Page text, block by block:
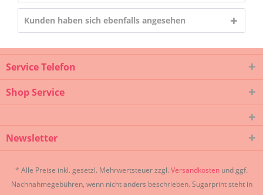
Kunden haben sich ebenfalls angesehen
Service Telefon
Shop Service
Newsletter
* Alle Preise inkl. gesetzl. Mehrwertsteuer zzgl. Versandkosten und ggf.
Nachnahmegebühren, wenn nicht anders beschrieben. Sugarprint steht in